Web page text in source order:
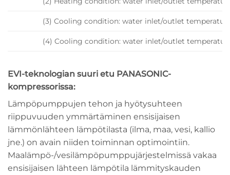
(3) Cooling condition: water inlet/outlet
(4) Cooling condition: water inlet/outlet
EVI-teknologian suuri etu PANASONIC-
kompressorissa:
Lämpöpumppujen tehon ja hyötysuhteen
riippuvuuden ymmärtäminen ensisijaisen
lämmönlähteen lämpötilasta (ilma, maa, vesi, kallio
jne.) on avain niiden toiminnan optimointiin.
Maalämpö-/vesilämpöpumppujärjestelmissä vakaa
ensisijaisen lähteen lämpötila lämmityskauden